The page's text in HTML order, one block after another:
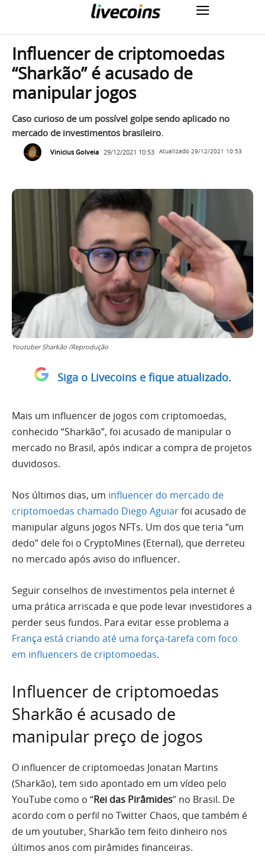
Influencer de criptomoedas
“Sharkão” é acusado de
manipular jogos
Caso curioso de um possível golpe sendo aplicado no
mercado de investimentos brasileiro.
Vinicius Golveia 29/12/2021 10:53 Atualizado 29/12/2021 10:53
Youtuber Sharkão /Reprodução
Siga o Livecoins e fique atualizado.
Mais um influencer de jogos com criptomoedas,
conhecido “Sharkão”, foi acusado de manipular o
mercado no Brasil, após indicar a compra de projetos
duvidosos.
Nos últimos dias, um influencer do mercado de
criptomoedas chamado Diego Aguiarfoi acusado de
manipular alguns jogos NFTs. Um dos que teria “um
dedo” dele foi o CryptoMines (Eternal), que derreteu
no mercado após aviso do influencer.
Seguir conselhos de investimentos pela internet é
uma prática arriscada e que pode levar investidores a
perder seus fundos. Para evitar esse problema a
França está criando até uma força-tarefa com foco
em influencers de criptomoedas.
Influencer de criptomoedas
Sharkão é acusado de
manipular preço de jogos
O influencer de criptomoedas Jonatan Martins
(Sharkão), tem sido apontado em um vídeo pelo
YouTube como o “Rei das Pirâmides” no Brasil. De
acordo com o perfil no Twitter Chaos, que também é
de um youtuber, Sharkão tem feito dinheiro nos
últimos anos com pirâmides financeiras.